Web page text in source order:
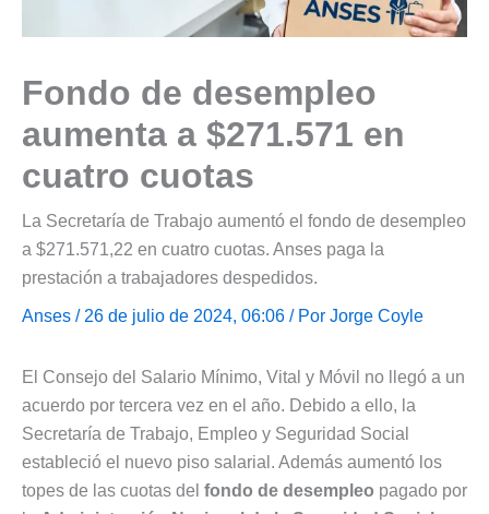
Fondo de desempleo
aumenta a $271.571 en
cuatro cuotas
La Secretaría de Trabajo aumentó el fondo de desempleo
a $271.571,22 en cuatro cuotas. Anses paga la
prestación a trabajadores despedidos.
Anses / 26 de julio de 2024, 06:06 / Por Jorge Coyle
El Consejo del Salario Mínimo, Vital y Móvil no llegó a un
acuerdo por tercera vez en el año. Debido a ello, la
Secretaría de Trabajo, Empleo y Seguridad Social
estableció el nuevo piso salarial. Además aumentó los
topes de las cuotas del fondo de desempleo pagado por